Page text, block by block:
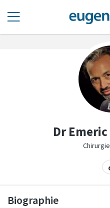
Dr Emeric
Biographie